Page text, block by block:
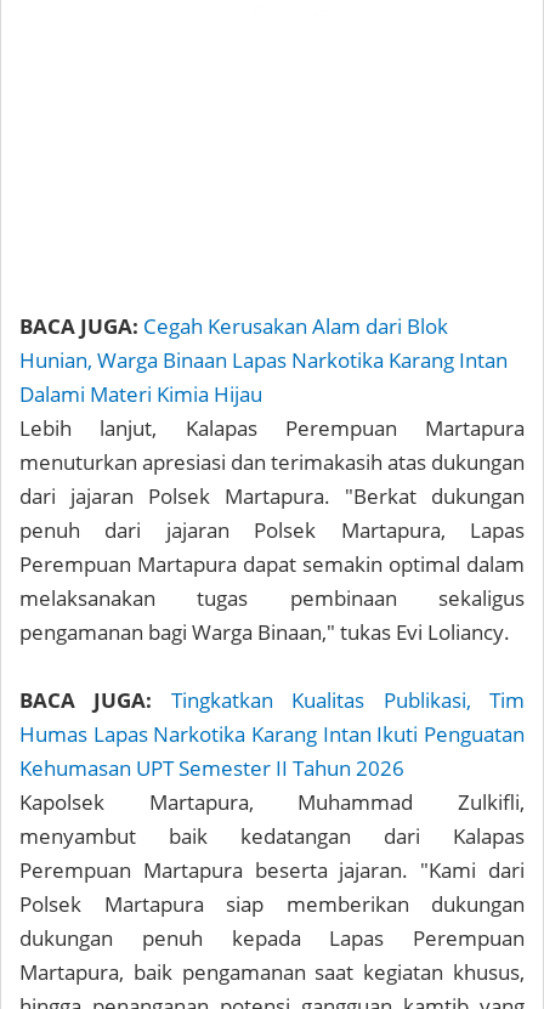
BACA JUGA: Cegah Kerusakan Alam dari Blok
Hunian, Warga Binaan Lapas Narkotika Karang Intan
Dalami Materi Kimia Hijau
Lebih lanjut, Kalapas Perempuan Martapura
menuturkan apresiasi dan terimakasih atas dukungan
dari jajaran Polsek Martapura. "Berkat dukungan
penuh dari jajaran Polsek Martapura, Lapas
Perempuan Martapura dapat semakin optimal dalam
melaksanakan tugas pembinaan sekaligus
pengamanan bagi Warga Binaan," tukas Evi Loliancy.
BACA JUGA:
Tingkatkan Kualitas Publikasi, Tim
Humas Lapas Narkotika Karang Intan Ikuti Penguatan
Kehumasan UPT Semester II Tahun 2026
Kapolsek Martapura, Muhammad Zulkifli,
menyambut baik kedatangan dari Kalapas
Perempuan Martapura beserta jajaran. "Kami dari
Polsek Martapura siap memberikan dukungan
dukungan penuh kepada Lapas Perempuan
Martapura, baik pengamanan saat kegiatan khusus,